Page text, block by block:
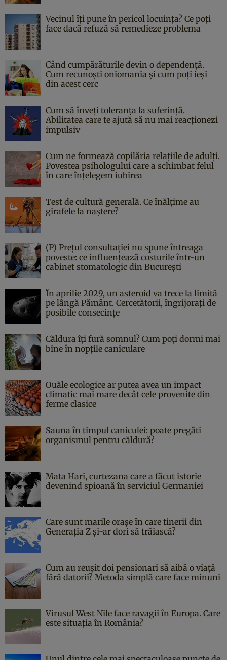
Vecinul îți pune în pericol locuința? Ce poți
face dacă refuză să remedieze problema
Când cumpărăturile devin o dependență.
Cum recunoști oniomania și cum poți ieși
din acest cerc
Cum să înveți toleranța la suferință.
Abilitatea care te ajută să nu mai reacționezi
impulsiv
Cum ne formează copilăria relațiile de adulți.
Povestea psihologului care a schimbat felul
în care înțelegem iubirea
Test de cultură generală. Ce înălțime au
girafele la naștere?
(P) Prețul consultației nu spune întreaga
poveste: ce influențează costurile într-un
cabinet stomatologic din București
În aprilie 2029, un asteroid va trece la limită
pe lângă Pământ. Cercetătorii, îngrijorați de
posibile consecințe
Căldura îți fură somnul? Cum poți dormi mai
bine în nopțile caniculare
Ouăle ecologice ar putea avea un impact
climatic mai mare decât cele provenite din
ferme clasice
Sauna în timpul caniculei: poate pregăti
organismul pentru căldură?
Mata Hari, curtezana care a făcut istorie
devenind spioană în serviciul Germaniei
Care sunt marile orașe în care tinerii din
Generația Z și-ar dori să trăiască?
Cum au reușit doi pensionari să aibă o viață
fără datorii? Metoda simplă care face minuni
Virusul West Nile face ravagii în Europa. Care
este situația în România?